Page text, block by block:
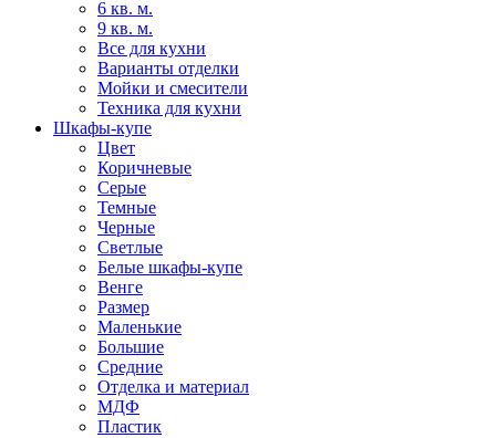
6 кв. м.
9 кв. м.
Все для кухни
Варианты отделки
Мойки и смесители
Техника для кухни
Шкафы-купе
Цвет
Коричневые
Серые
Темные
Черные
Светлые
Белые шкафы-купе
Венге
Размер
Маленькие
Большие
Средние
Отделка и материал
МДФ
Пластик